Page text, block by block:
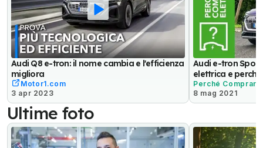
Audi Q8 e-tron: il nome cambia e l'efficienza
migliora
Motor1.com
3 apr 2023
Audi e-tron
elettrica e
Perché
8 mag 2021
Ultime foto